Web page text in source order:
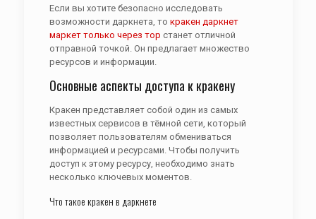
Если вы хотите безопасно исследовать
возможности даркнета, то кракен даркнет
маркет только через тор станет отличной
отправной точкой. Он предлагает множество
ресурсов и информации.
Основные аспекты доступа к кракену
Кракен представляет собой один из самых
известных сервисов в тёмной сети, который
позволяет пользователям обмениваться
информацией и ресурсами. Чтобы получить
доступ к этому ресурсу, необходимо знать
несколько ключевых моментов.
Что такое кракен в даркнете